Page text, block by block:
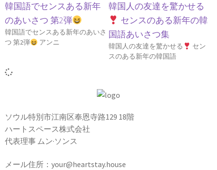
韓国語でセンスある新年
のあいさつ 第2弾
韓国語でセンスある新年のあいさ
つ 第2弾
アンニ
韓国人の友達を驚かせる
センスのある新年の韓
国語あいさつ集
韓国人の友達を驚かせる
セン
スのある新年の韓国語
ソウル特別市江南区奉恩寺路129 18階
ハートスペース株式会社
代表理事 ムン·ソンス
メール住所：your@heartstay.house